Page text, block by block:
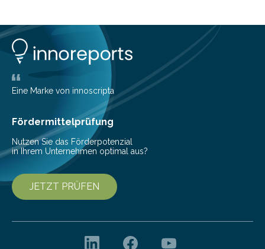
Eine Marke von innoscripta
Fördermittelprüfung
Nutzen Sie das Förderpotenzial
in Ihrem Unternehmen optimal aus?
JETZT PRÜFEN